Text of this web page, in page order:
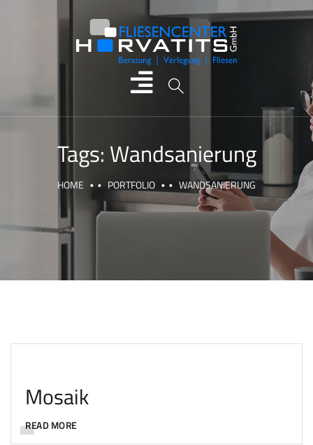
Tags: Wandsanierung
HOME PORTFOLIO WANDSANIERUNG
Mosaik
READ MORE